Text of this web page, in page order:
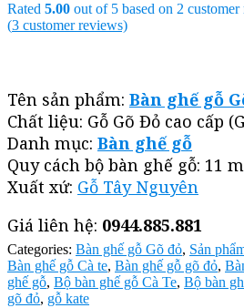
Rated 5.00 out of 5 based on 2 customer
(3 customer reviews)
Tên sản phẩm: Bàn ghế gỗ
Chất liệu: Gỗ Gõ Đỏ cao cấp
Danh mục: Bàn ghế gỗ
Quy cách bộ bàn ghế gỗ: 11
Xuất xứ: Gỗ Tây Nguyên
Giá liên hệ: 0944.885.881
Categories: Bàn ghế gỗ Gõ đỏ, Sản
Bàn ghế gỗ Cà te, Bàn ghế gỗ gõ đỏ,
ghế gỗ, Bộ bàn ghế gỗ Cà Te, Bộ bàn
gõ đỏ, gỗ kate